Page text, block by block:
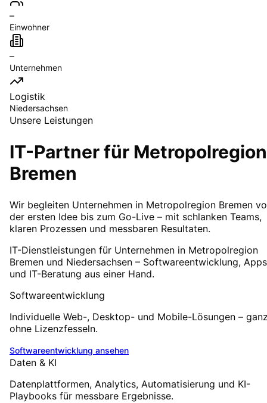
–
Einwohner
–
Unternehmen
Logistik
Niedersachsen
Unsere Leistungen
IT-Partner für Metropolregion
Bremen
Wir begleiten Unternehmen in Metropolregion Bremen
der ersten Idee bis zum Go-Live – mit schlanken Teams,
klaren Prozessen und messbaren Resultaten.
IT-Dienstleistungen für Unternehmen in Metropolregion
Bremen und Niedersachsen – Softwareentwicklung, Apps
und IT-Beratung aus einer Hand.
Softwareentwicklung
Individuelle Web-, Desktop- und Mobile-Lösungen –
ohne Lizenzfesseln.
Softwareentwicklung ansehen
Daten & KI
Datenplattformen, Analytics, Automatisierung und KI-
Playbooks für messbare Ergebnisse.